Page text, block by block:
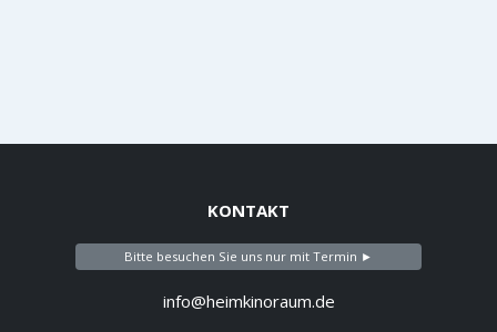
KONTAKT
Bitte besuchen Sie uns nur mit Termin ►
info@heimkinoraum.de